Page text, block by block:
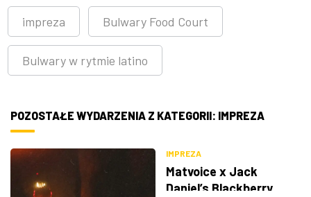
impreza Bulwary Food Court
Bulwary w rytmie latino
POZOSTAŁE WYDARZENIA Z KATEGORII: IMPREZA
IMPREZA
Matvoice x Jack
Daniel’s Blackberry